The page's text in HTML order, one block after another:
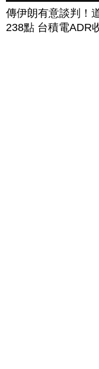
傳伊朗有意談判！
238點 台積電ADR